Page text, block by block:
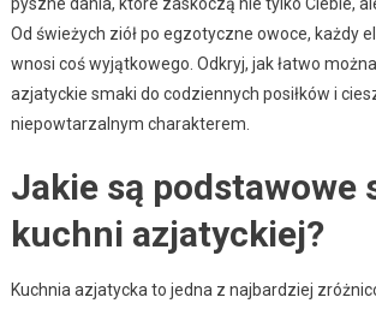
Od świeżych ziół po egzotyczne owoce, każdy
wnosi coś wyjątkowego. Odkryj, jak łatwo
azjatyckie smaki do codziennych posiłków i
niepowtarzalnym charakterem.
Jakie są podstawowe
kuchni azjatyckiej?
Kuchnia azjatycka to jedna z najbardziej